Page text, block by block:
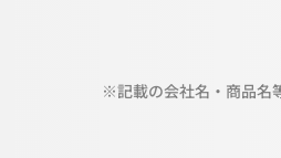
※記載の会社名・商品名